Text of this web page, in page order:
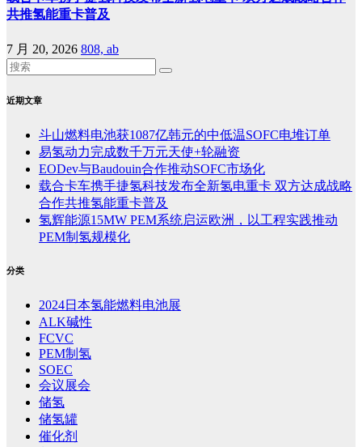
共推氢能重卡普及
7 月 20, 2026 808, ab
近期文章
斗山燃料电池获1087亿韩元的中低温SOFC电堆订单
易氢动力完成数千万元天使+轮融资
EODev与Baudouin合作推动SOFC市场化
载合卡车携手捷氢科技发布全新氢电重卡 双方达成战略
合作共推氢能重卡普及
氢辉能源15MW PEM系统启运欧洲，以工程实践推动
PEM制氢规模化
分类
2024日本氢能燃料电池展
ALK碱性
FCVC
PEM制氢
SOEC
会议展会
储氢
储氢罐
催化剂